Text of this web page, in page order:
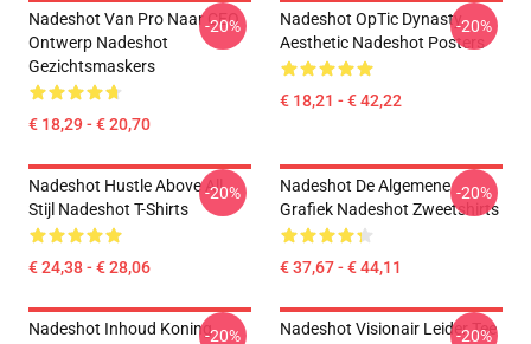
Nadeshot Van Pro Naar CEO
Ontwerp Nadeshot
Gezichtsmaskers
€ 18,29 - € 20,70
-20%
Nadeshot OpTic Dynasty
Aesthetic Nadeshot Posters
€ 18,21 - € 42,22
-20%
Nadeshot Hustle Above All
Stijl Nadeshot T-Shirts
€ 24,38 - € 28,06
-20%
Nadeshot De Algemene
Grafiek Nadeshot Zweetshirts
€ 37,67 - € 44,11
-20%
Nadeshot Inhoud Koning-20%
Nadeshot Visionair Leider Tee
-20%